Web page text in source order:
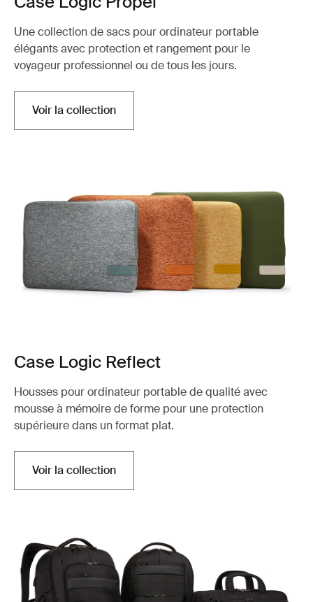
Une collection de sacs pour ordinateur portable
élégants avec protection et rangement pour le
voyageur professionnel ou de tous les jours.
Voir la collection
Case Logic Reflect
Housses pour ordinateur portable de qualité avec
mousse à mémoire de forme pour une protection
supérieure dans un format plat.
Voir la collection